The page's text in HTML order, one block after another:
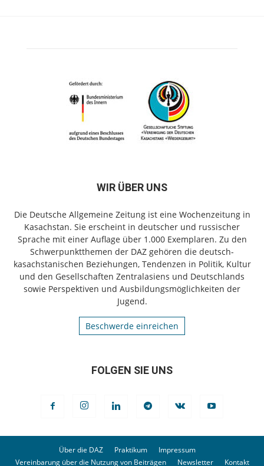
WIR ÜBER UNS
Die Deutsche Allgemeine Zeitung ist eine Wochenzeitung in
Kasachstan. Sie erscheint in deutscher und russischer
Sprache mit einer Auflage über 1.000 Exemplaren. Zu den
Schwerpunktthemen der DAZ gehören die deutsch-
kasachstanischen Beziehungen, Tendenzen in Politik, Kultur
und den Gesellschaften Zentralasiens und Deutschlands
sowie Perspektiven und Ausbildungsmöglichkeiten der
Jugend.
Beschwerde einreichen
FOLGEN SIE UNS
Über die DAZ Praktikum
Impressum
Vereinbarung über die Nutzung von Beiträgen
Newsletter Kontakt